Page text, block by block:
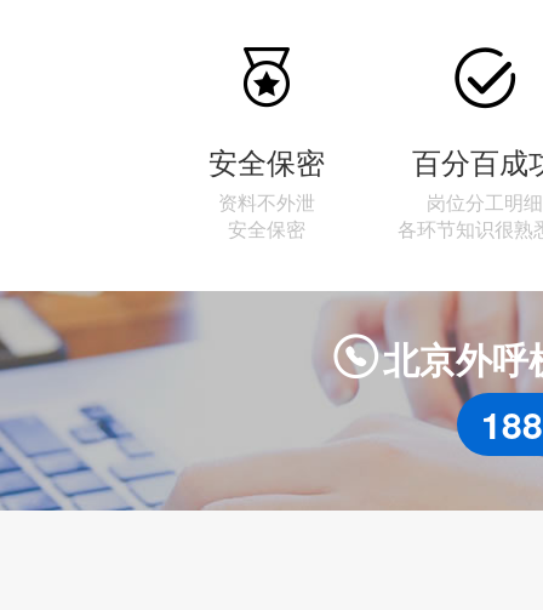

安全保密
资料不外泄
安全保密

百分百成
岗位分工明细
各环节知识很熟
北京外呼